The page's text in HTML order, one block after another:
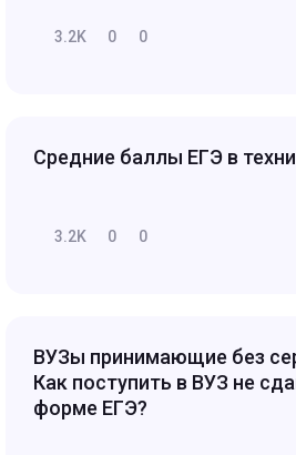
3.2K 0 0
Средние баллы ЕГЭ в
3.2K 0 0
ВУЗы принимающие без
Как поступить в ВУЗ не
форме ЕГЭ?